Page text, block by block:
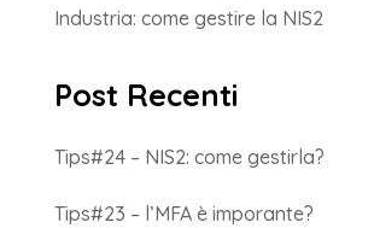
Industria: come gestire la NIS2
Post Recenti
Tips#24 – NIS2: come gestirla?
Tips#23 – l’MFA è imporante?